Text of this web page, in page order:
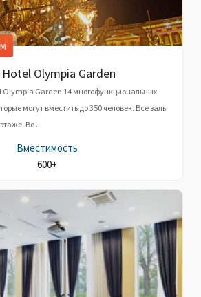
Olympia Garden
Olympia Garden 14 многофункциональных
могут вместить до 350 человек. Все залы
Во ...
Вместимость
600+